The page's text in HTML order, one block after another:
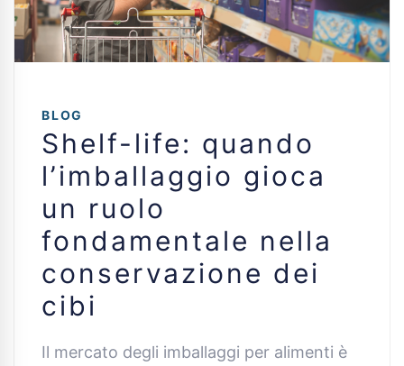
BLOG
Shelf-life: quando
l’imballaggio gioca
un ruolo
fondamentale nella
conservazione dei
cibi
Il mercato degli imballaggi per alimenti è